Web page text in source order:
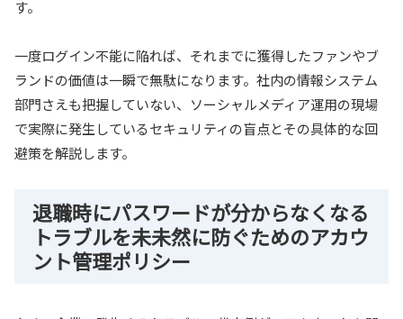
す。
一度ログイン不能に陥れば、それまでに獲得したファンやブ
ランドの価値は一瞬で無駄になります。社内の情報システム
部門さえも把握していない、ソーシャルメディア運用の現場
で実際に発生しているセキュリティの盲点とその具体的な回
避策を解説します。
退職時にパスワードが分からなくなる
トラブルを未未然に防ぐためのアカウ
ント管理ポリシー